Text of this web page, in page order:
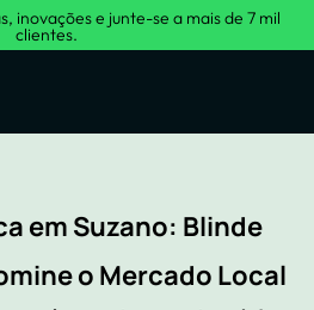
inovações e junte-se a mais de 7 mil
clientes.
em Suzano: Blinde
o Mercado Local